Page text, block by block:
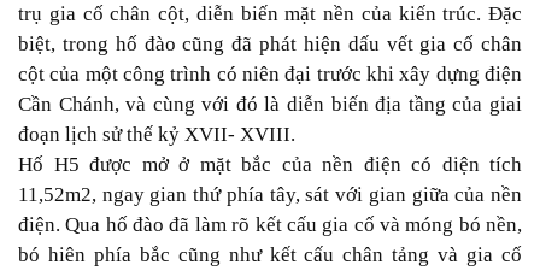
trụ gia cố chân cột, diễn biến mặt nền của kiến trúc. Đặc
biệt, trong hố đào cũng đã phát hiện dấu vết gia cố chân
cột của một công trình có niên đại trước khi xây dựng điện
Cần Chánh, và cùng với đó là diễn biến địa tầng của giai
đoạn lịch sử thế kỷ XVII- XVIII.
Hố H5 được mở ở mặt bắc của nền điện có diện tích
11,52m2, ngay gian thứ phía tây, sát với gian giữa của nền
điện. Qua hố đào đã làm rõ kết cấu gia cố và móng bó nền,
bó hiên phía bắc cũng như kết cấu chân tảng và gia cố